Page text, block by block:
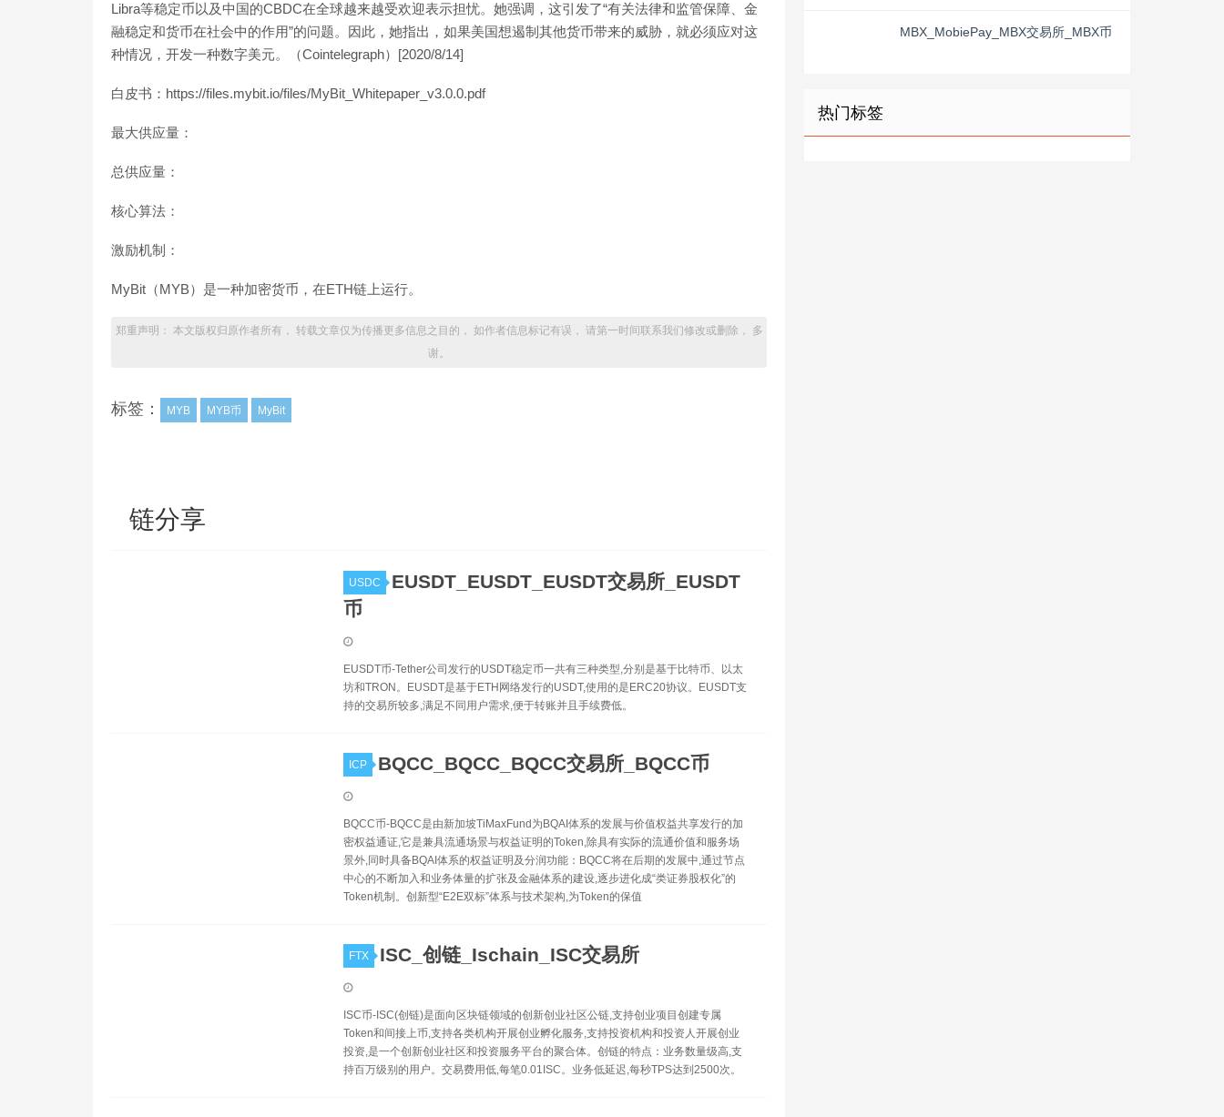
Libra等稳定币以及中国的CBDC在全球越来越受欢迎表示担忧。她强调，这引发了“有关法律和监管保障、金
融稳定和货币在社会中的作用”的问题。因此，她指出，如果美国想遏制其他货币带来的威胁，就必须应对这
种情况，开发一种数字美元。（Cointelegraph）[2020/8/14]
白皮书：https://files.mybit.io/files/MyBit_Whitepaper_v3.0.0.pdf
最大供应量：
总供应量：
核心算法：
激励机制：
MyBit（MYB）是一种加密货币，在ETH链上运行。
郑重声明： 本文版权归原作者所有， 转载文章仅为传播更多信息之目的， 如作者信息标记有误， 请第一时间联系我们修改或删除， 多
谢。
标签： MYB MYB币 MyBit
链分享
USDC
EUSDT_EUSDT_EUSDT交易所_EUSDT
币
EUSDT币-Tether公司发行的USDT稳定币一共有三种类型,分别是基于比特币、以太
坊和TRON。EUSDT是基于ETH网络发行的USDT,使用的是ERC20协议。EUSDT支
持的交易所较多,满足不同用户需求,便于转账并且手续费低。
ICP BQCC_BQCC_BQCC交易所_BQCC币
BQCC币-BQCC是由新加坡TiMaxFund为BQAI体系的发展与价值权益共享发行的加
密权益通证,它是兼具流通场景与权益证明的Token,除具有实际的流通价值和服务场
景外,同时具备BQAI体系的权益证明及分润功能：BQCC将在后期的发展中,通过节点
中心的不断加入和业务体量的扩张及金融体系的建设,逐步进化成“类证券股权化”的
Token机制。创新型“E2E双标”体系与技术架构,为Token的保值
FTX ISC_创链_Ischain_ISC交易所
ISC币-ISC(创链)是面向区块链领域的创新创业社区公链,支持创业项目创建专属
Token和间接上币,支持各类机构开展创业孵化服务,支持投资机构和投资人开展创业
投资,是一个创新创业社区和投资服务平台的聚合体。创链的特点：业务数量级高,支
持百万级别的用户。交易费用低,每笔0.01ISC。业务低延迟,每秒TPS达到2500次。
MBX_MobiePay_MBX交易所_MBX币
热门标签